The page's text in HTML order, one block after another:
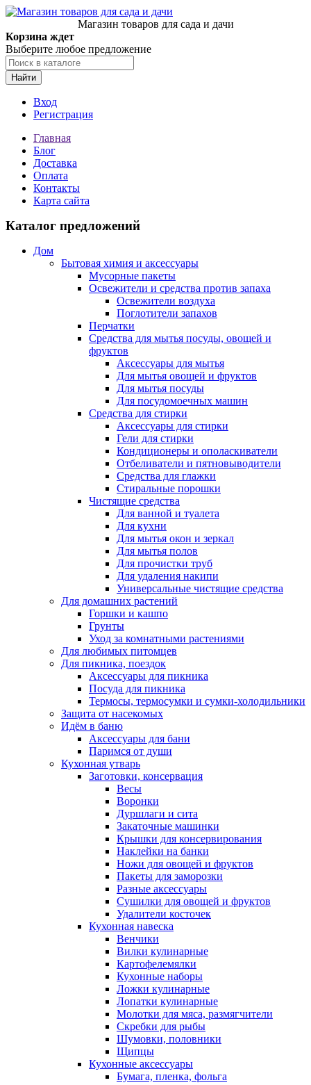
Магазин товаров для сада и дачи
Корзина ждет
Выберите любое предложение
Найти
Вход
Регистрация
Главная
Блог
Доставка
Оплата
Контакты
Карта сайта
Каталог предложений
Дом
Бытовая химия и аксессуары
Мусорные пакеты
Освежители и средства против запаха
Освежители воздуха
Поглотители запахов
Перчатки
Средства для мытья посуды, овощей и
фруктов
Аксессуары для мытья
Для мытья овощей и фруктов
Для мытья посуды
Для посудомоечных машин
Средства для стирки
Аксессуары для стирки
Гели для стирки
Кондиционеры и ополаскиватели
Отбеливатели и пятновыводители
Средства для глажки
Стиральные порошки
Чистящие средства
Для ванной и туалета
Для кухни
Для мытья окон и зеркал
Для мытья полов
Для прочистки труб
Для удаления накипи
Универсальные чистящие средства
Для домашних растений
Горшки и кашпо
Грунты
Уход за комнатными растениями
Для любимых питомцев
Для пикника, поездок
Аксессуары для пикника
Посуда для пикника
Термосы, термосумки и сумки-холодильники
Защита от насекомых
Идём в баню
Аксессуары для бани
Паримся от души
Кухонная утварь
Заготовки, консервация
Весы
Воронки
Дуршлаги и сита
Закаточные машинки
Крышки для консервирования
Наклейки на банки
Ножи для овощей и фруктов
Пакеты для заморозки
Разные аксессуары
Сушилки для овощей и фруктов
Удалители косточек
Кухонная навеска
Венчики
Вилки кулинарные
Картофелемялки
Кухонные наборы
Ложки кулинарные
Лопатки кулинарные
Молотки для мяса, размягчители
Скребки для рыбы
Шумовки, половники
Щипцы
Кухонные аксессуары
Бумага, пленка, фольга